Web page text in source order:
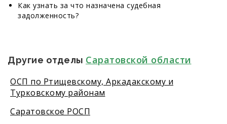
Как узнать за что назначена судебная
задолженность?
Другие отделы Саратовской области
ОСП по Ртищевскому, Аркадакскому и
Турковскому районам
Саратовское РОСП